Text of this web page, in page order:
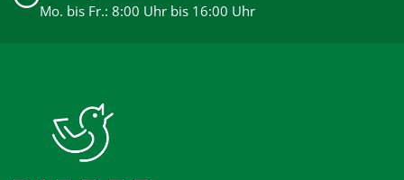
Mo. bis Fr.: 8:00 Uhr bis 16:00 Uhr